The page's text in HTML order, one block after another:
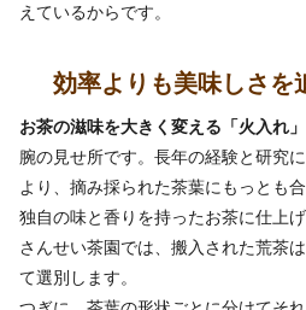
効率よりも美味しさを